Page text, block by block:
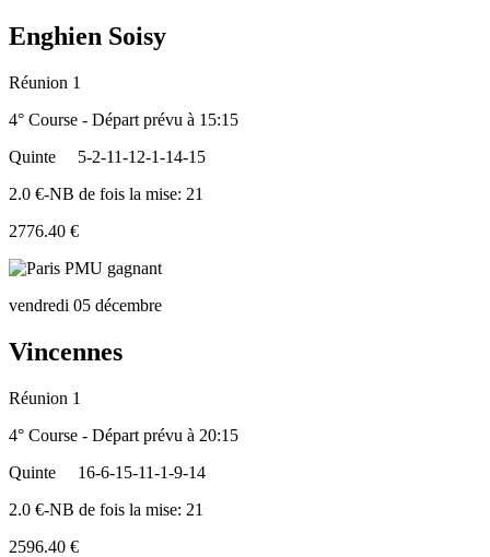
Enghien Soisy
Réunion 1
4° Course - Départ prévu à 15:15
Quinte
5-2-11-12-1-14-15
2.0 €-NB de fois la mise: 21
2776.40 €
vendredi 05 décembre
Vincennes
Réunion 1
4° Course - Départ prévu à 20:15
Quinte
16-6-15-11-1-9-14
2.0 €-NB de fois la mise: 21
2596.40 €